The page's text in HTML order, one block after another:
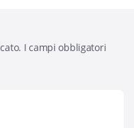
I campi obbligatori